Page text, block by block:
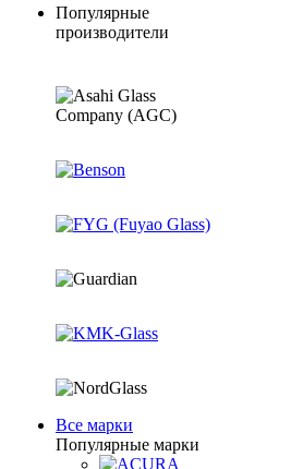
Популярные
производители
Все марки
Популярные марки